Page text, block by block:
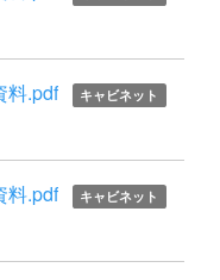
.pdf キャビネット
.pdf キャビネット